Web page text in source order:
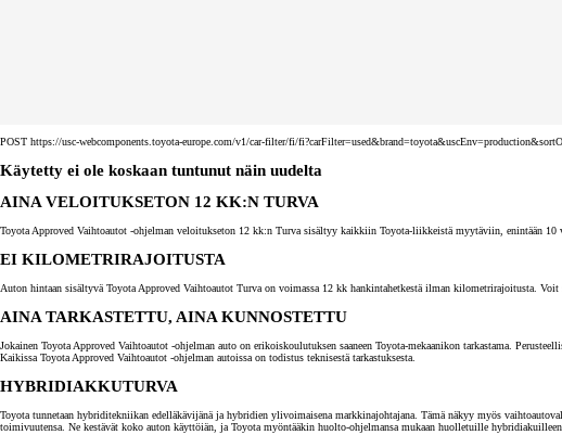
POST https://usc-webcomponents.toyota-europe.com/v1/car-filter/fi/
Käytetty ei ole koskaan tuntunut näin uudelta
AINA VELOITUKSETON 12 KK:N TURVA
Toyota Approved Vaihtoautot -ohjelman veloitukseton 12 kk:n Turva sisältyy kaikkiin Toyota-liikkeistä myytäviin, enintään
EI KILOMETRIRAJOITUSTA
Auton hintaan sisältyvä Toyota Approved Vaihtoautot Turva on voimassa 12 kk hankintahetkestä ilman kilometrirajoitusta.
AINA TARKASTETTU, AINA KUNNOSTETTU
Jokainen Toyota Approved Vaihtoautot -ohjelman auto on erikoiskoulutuksen saaneen Toyota-mekaanikon tarkastama.
Kaikissa Toyota Approved Vaihtoautot -ohjelman autoissa on todistus teknisestä tarkastuksesta.
HYBRIDIAKKUTURVA
Toyota tunnetaan hybriditekniikan edelläkävijänä ja hybridien ylivoimaisena markkinajohtajana. Tämä näkyy myös
toimivuutensa. Ne kestävät koko auton käyttöiän, ja Toyota myöntääkin huolto-ohjelmansa mukaan huolletuille